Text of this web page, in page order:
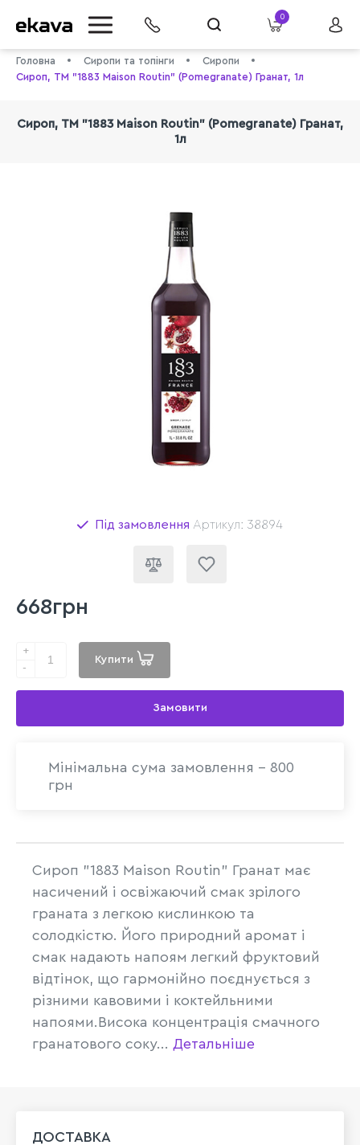
0
Головна Сиропи та топінги
Сиропи
Сироп, ТМ "1883 Maison Routin" (Pomegranate) Гранат, 1л
Сироп, ТМ "1883 Maison Routin" (Pomegranate) Гранат,
1л
Під замовлення Артикул: 38894
668грн
+
-
Купити
Замовити
Мінімальна сума замовлення - 800
грн
Сироп "1883 Maison Routin" Гранат має
насичений і освіжаючий смак зрілого
граната з легкою кислинкою та
солодкістю. Його природний аромат і
смак надають напоям легкий фруктовий
відтінок, що гармонійно поєднується з
різними кавовими і коктейльними
напоями.Висока концентрація смачного
гранатового соку... Детальніше
ДОСТАВКА